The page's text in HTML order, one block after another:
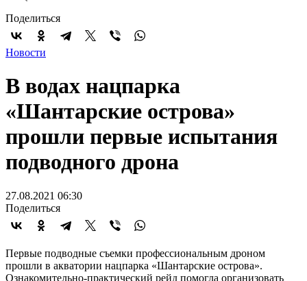
Поделиться
Новости
В водах нацпарка
«Шантарские острова»
прошли первые испытания
подводного дрона
27.08.2021 06:30
Поделиться
Первые подводные съемки профессиональным дроном
прошли в акватории нацпарка «Шантарские острова».
Ознакомительно-практический рейд помогла организовать